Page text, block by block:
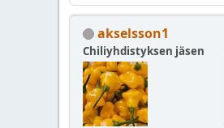
akselsson1
Chiliyhdistyksen jäsen